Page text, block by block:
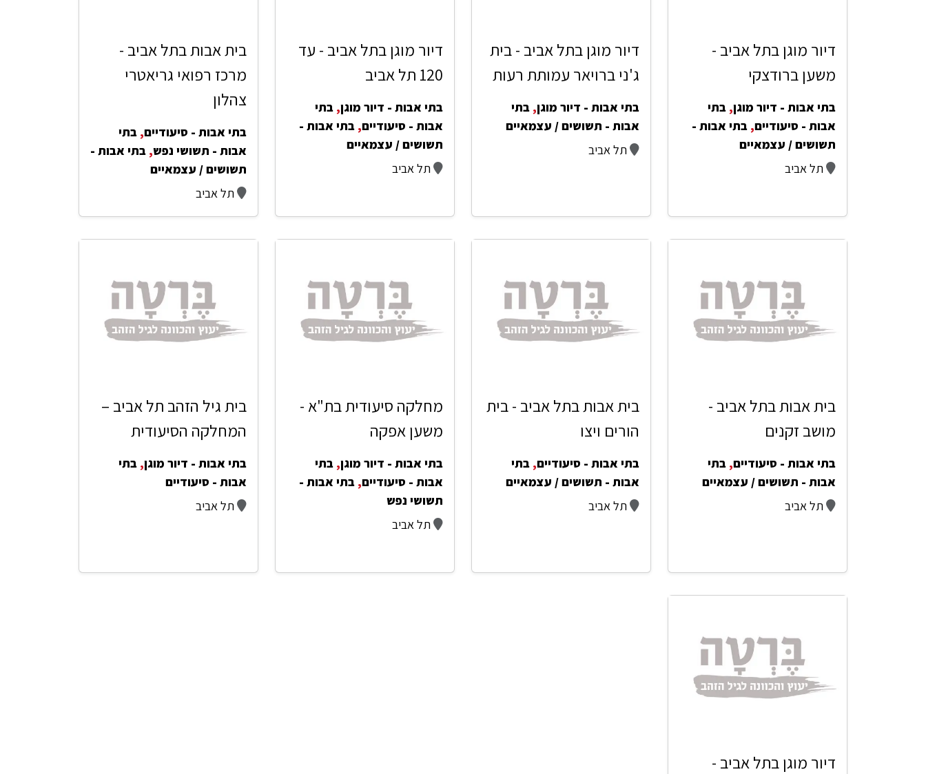
דיור מוגן בתל אביב -
משען ברודצקי
בתי אבות - דיור מוגן, בתי
אבות - סיעודיים, בתי אבות -
תשושים / עצמאיים
תל אביב
דיור מוגן בתל אביב - בית
ג'ני ברויאר עמותת רעות
בתי אבות - דיור מוגן, בתי
אבות - תשושים / עצמאיים
תל אביב
דיור מוגן בתל אביב - עד
120 תל אביב
בתי אבות - דיור מוגן, בתי
אבות - סיעודיים, בתי אבות -
תשושים / עצמאיים
תל אביב
בית אבות בתל אביב -
מרכז רפואי גריאטרי
צהלון
בתי אבות - סיעודיים, בתי
אבות - תשושי נפש, בתי אבות -
תשושים / עצמאיים
תל אביב
בית אבות בתל אביב -
מושב זקנים
בתי אבות - סיעודיים, בתי
אבות - תשושים / עצמאיים
תל אביב
בית אבות בתל אביב - בית
הורים ויצו
בתי אבות - סיעודיים, בתי
אבות - תשושים / עצמאיים
תל אביב
מחלקה סיעודית בת"א -
משען אפקה
בתי אבות - דיור מוגן, בתי
אבות - סיעודיים, בתי אבות -
תשושי נפש
תל אביב
בית גיל הזהב תל אביב –
המחלקה הסיעודית
בתי אבות - דיור מוגן, בתי
אבות - סיעודיים
תל אביב
דיור מוגן בתל אביב -